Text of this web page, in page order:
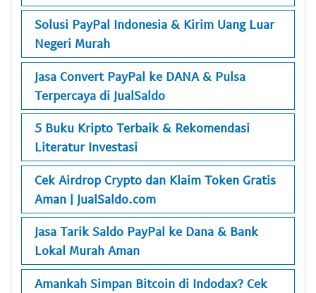
Solusi PayPal Indonesia & Kirim Uang Luar
Negeri Murah
Jasa Convert PayPal ke DANA & Pulsa
Terpercaya di JualSaldo
5 Buku Kripto Terbaik & Rekomendasi
Literatur Investasi
Cek Airdrop Crypto dan Klaim Token Gratis
Aman | JualSaldo.com
Jasa Tarik Saldo PayPal ke Dana & Bank
Lokal Murah Aman
Amankah Simpan Bitcoin di Indodax? Cek